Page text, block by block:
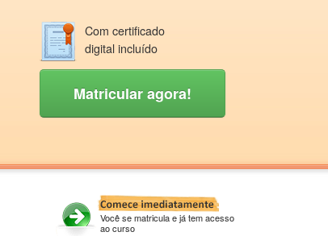
Com certificado
digital incluído
Matricular agora!
Você se matricula e já tem acesso
ao curso